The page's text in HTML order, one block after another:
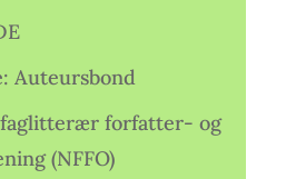
Auteursbond
faglitterær forfatter- og
(NFFO)